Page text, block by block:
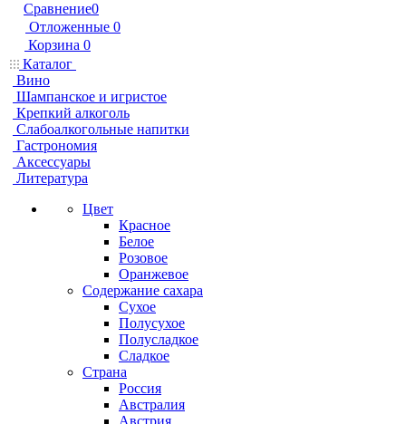
Сравнение0
Отложенные 0
Корзина 0
Каталог
Вино
Шампанское и игристое
Крепкий алкоголь
Слабоалкогольные напитки
Гастрономия
Аксессуары
Литература
Цвет
Красное
Белое
Розовое
Оранжевое
Содержание сахара
Сухое
Полусухое
Полусладкое
Сладкое
Страна
Россия
Австралия
Австрия